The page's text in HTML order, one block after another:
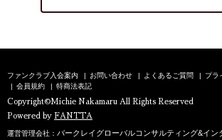
ファンクラブ入会案内 お問い合わせ よくあるご質問
プラ
会員規約
特商法表記
Copyright©Michie Nakamaru All Rights Reserved
Powered by FANTTA
運営管理会社： バークレイグローバルコンサルティング&イン